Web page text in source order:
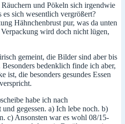
und Pökeln sich irgendwie
es sich wesentlich vergrößert?
Hähnchenbrust pur, was da unten
wird doch nicht lügen,
gemeint, die Bilder sind aber bis
bedenklich finde ich aber,
ist, die besonders gesundes Essen
habe ich nach
gegessen. a) Ich lebe noch. b)
c) Ansonsten war es wohl 08/15-